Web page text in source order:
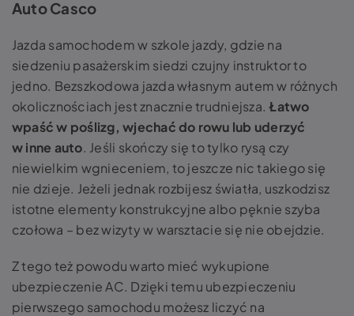
Auto Casco
Jazda samochodem w szkole jazdy, gdzie na
siedzeniu pasażerskim siedzi czujny instruktor to
jedno. Bezszkodowa jazda własnym autem w różnych
okolicznościach jest znacznie trudniejsza.Łatwo
wpaść w poślizg, wjechać do rowu lub uderzyć
w inne auto. Jeśli skończy się to tylko rysą czy
niewielkim wgnieceniem, to jeszcze nic takiego się
nie dzieje. Jeżeli jednak rozbijesz światła, uszkodzisz
istotne elementy konstrukcyjne albo pęknie szyba
czołowa – bez wizyty w warsztacie się nie obejdzie.
Z tego też powodu warto mieć wykupione
ubezpieczenie AC. Dzięki temu ubezpieczeniu
pierwszego samochodu możesz liczyć na